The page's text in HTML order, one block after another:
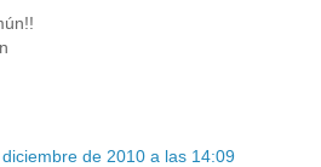
de 2010 a las 14:09